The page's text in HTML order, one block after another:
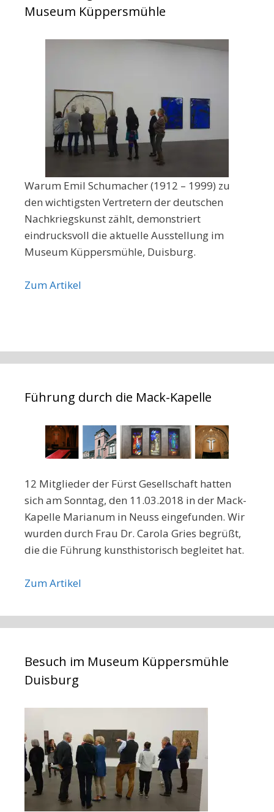
Museum Küppersmühle
Warum Emil Schumacher (1912 – 1999) zu
den wichtigsten Vertretern der deutschen
Nachkriegskunst zählt, demonstriert
eindrucksvoll die aktuelle Ausstellung im
Museum Küppersmühle, Duisburg.
Zum Artikel
Führung durch die Mack-Kapelle
12 Mitglieder der Fürst Gesellschaft hatten
sich am Sonntag, den 11.03.2018 in der Mack-
Kapelle Marianum in Neuss eingefunden. Wir
wurden durch Frau Dr. Carola Gries begrüßt,
die die Führung kunsthistorisch begleitet hat.
Zum Artikel
Besuch im Museum Küppersmühle
Duisburg